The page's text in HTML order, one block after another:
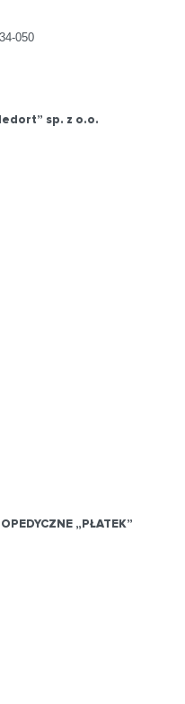
050
sp. z o.o.
„PŁATEK”